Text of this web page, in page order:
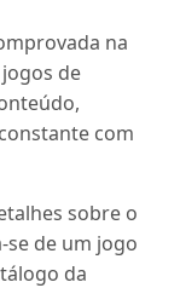
na
de
com
sobre o
de um jogo
da